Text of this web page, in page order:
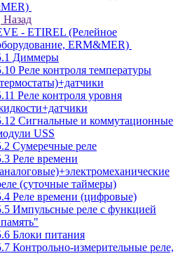
Назад
- ETIREL (Релейное
ERM&MER)
Диммеры
Реле контроля температуры
Реле контроля уровня
Сигнальные и коммутационные
USS
Сумеречные реле
Реле времени
(суточные таймеры)
Реле времени (цифровые)
Импульсные реле с функцией
Блоки питания
Контрольно-измерительные реле,